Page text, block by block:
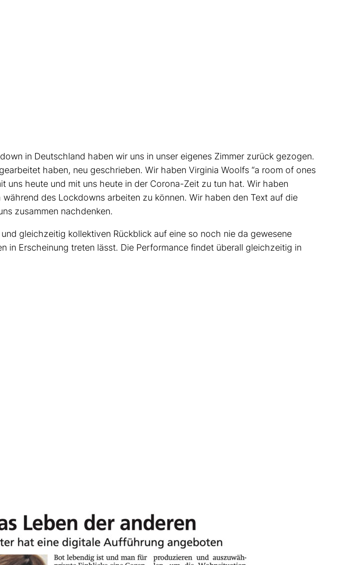
in Deutschland haben wir uns in unser eigenes Zimmer zurück gezogen.
haben, neu geschrieben. Wir haben Virginia Woolfs “a room of ones
uns heute und mit uns heute in der Corona-Zeit zu tun hat. Wir haben
des Lockdowns arbeiten zu können. Wir haben den Text auf die
zusammen nachdenken.
gleichzeitig kollektiven Rückblick auf eine so noch nie da gewesene
in Erscheinung treten lässt. Die Performance findet überall gleichzeitig in